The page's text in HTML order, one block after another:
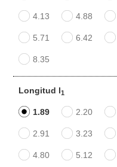
4.13 4.88
5.71 6.42
8.35
Longitud l1
1.89 2.20
2.91 3.23
4.80 5.12